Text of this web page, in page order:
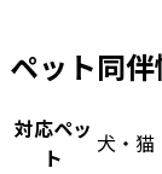
ペット同
対応ペッ
ト
犬・猫